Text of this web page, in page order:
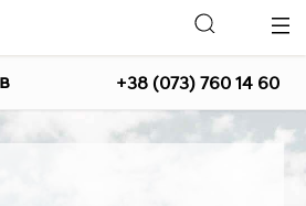
+38 (073) 760 14 60